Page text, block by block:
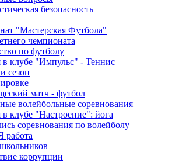
безопасность
"Мастерская Футбола"
чемпионата
по футболу
в клубе "Импульс" - Теннис
сезон
матч - футбол
волейбольные соревнования
в клубе "Настроение": йога
соревнования по волейболу
коррупции